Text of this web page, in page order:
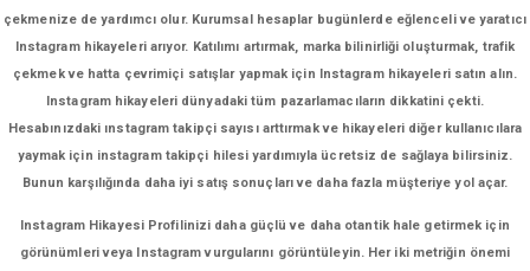
çekmenize de yardımcı olur. Kurumsal hesaplar bugünlerde eğlenceli ve yaratıcı
Instagram hikayeleri arıyor. Katılımı artırmak, marka bilinirliği oluşturmak, trafik
çekmek ve hatta çevrimiçi satışlar yapmak için Instagram hikayeleri satın alın.
Instagram hikayeleri dünyadaki tüm pazarlamacıların dikkatini çekti.
Hesabınızdaki ınstagram takipçi sayısı arttırmak ve hikayeleri diğer kullanıcılara
yaymak için instagram takipçi hilesi yardımıyla ücretsiz de sağlaya bilirsiniz.
Bunun karşılığında daha iyi satış sonuçları ve daha fazla müşteriye yol açar.
Instagram Hikayesi Profilinizi daha güçlü ve daha otantik hale getirmek için
görünümleri veya Instagram vurgularını görüntüleyin. Her iki metriğin önemi